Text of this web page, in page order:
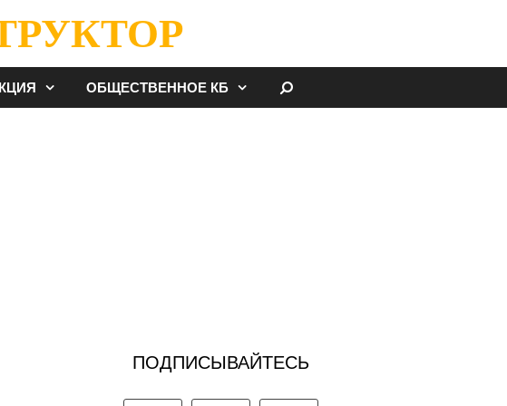
ОБЩЕСТВЕННОЕ КБ
ПОДПИСЫВАЙТЕСЬ